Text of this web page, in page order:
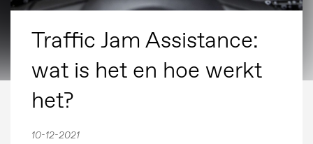
Traffic Jam Assistance:
wat is het en hoe werkt
het?
10-12-2021